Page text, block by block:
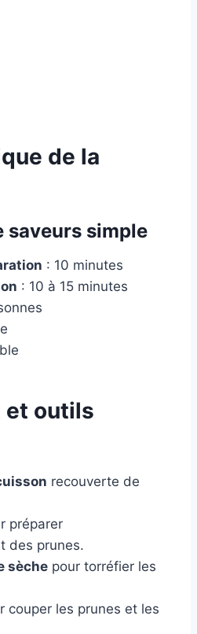
de la
saveurs simple
: 10 minutes
: 10 à 15 minutes
et outils
recouverte de
préparer
des prunes.
sèche pour torréfier les
couper les prunes et les